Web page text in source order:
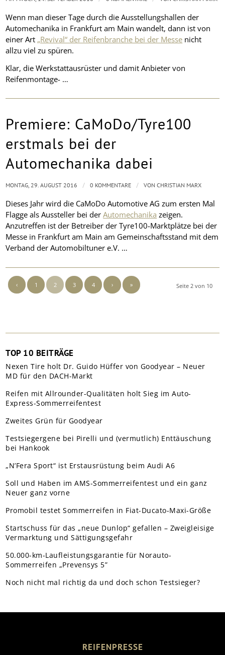
Wenn man dieser Tage durch die Ausstellungshallen der
Automechanika in Frankfurt am Main wandelt, dann ist von
einer Art „Revival“ der Reifenbranche bei der Messe nicht
allzu viel zu spüren.
Klar, die Werkstattausrüster und damit Anbieter von
Reifenmontage- …
Premiere: CaMoDo/Tyre100
erstmals bei der
Automechanika dabei
Dieses Jahr wird die CaMoDo Automotive AG zum ersten Mal
Flagge als Aussteller bei derAutomechanika zeigen.
Anzutreffen ist der Betreiber der Tyre100-Marktplätze bei der
Messe in Frankfurt am Main am Gemeinschaftsstand mit dem
Verband der Automobiltuner e.V. …
MONTAG, 29. AUGUST 2016 / 0 KOMMENTARE / VONCHRISTIAN MARX
Seite 2 von 10
‹ 1 2 3 4 › »
TOP 10 BEITRÄGE
Nexen Tire holt Dr. Guido Hüffer von Goodyear – Neuer
MD für den DACH-Markt
Reifen mit Allrounder-Qualitäten holt Sieg im Auto-
Express-Sommerreifentest
Zweites Grün für Goodyear
Testsiegergene bei Pirelli und (vermutlich) Enttäuschung
bei Hankook
„N’Fera Sport“ ist Erstausrüstung beim Audi A6
Soll und Haben im AMS-Sommerreifentest und ein ganz
Neuer ganz vorne
Promobil testet Sommerreifen in Fiat-Ducato-Maxi-Größe
Startschuss für das „neue Dunlop“ gefallen – Zweigleisige
Vermarktung und Sättigungsgefahr
50.000-km-Laufleistungsgarantie für Norauto-
Sommerreifen „Prevensys 5”
Noch nicht mal richtig da und doch schon Testsieger?
REIFENPRESSE